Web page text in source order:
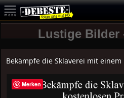
Lustige Bilder
Bekämpfe die Sklaverei mit einem
Merken